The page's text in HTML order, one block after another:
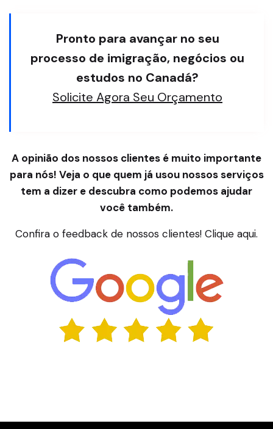
Pronto para avançar no seu
processo de imigração, negócios ou
estudos no Canadá?
Solicite Agora Seu Orçamento
A opinião dos nossos clientes é muito importante
para nós! Veja o que quem já usou nossos serviços
tem a dizer e descubra como podemos ajudar
você também.
Confira o feedback de nossos clientes! Clique aqui.